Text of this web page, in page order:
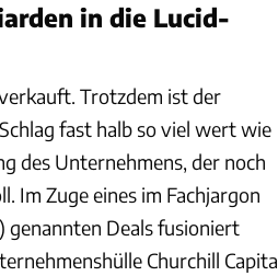
in die Lucid-
Trotzdem ist der
fast halb so viel wert wie
des Unternehmens, der noch
Im Zuge eines im Fachjargon
genannten Deals fusioniert
Churchill